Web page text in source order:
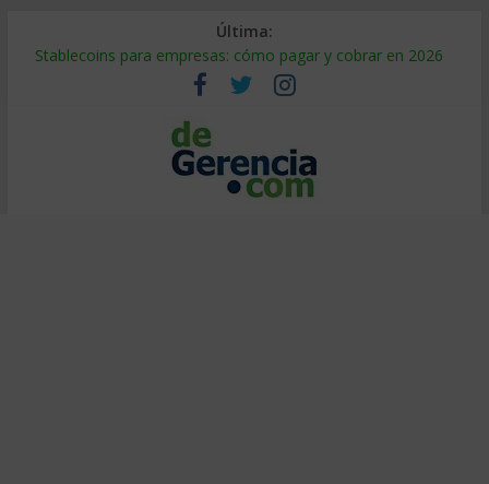
Última:
Stablecoins para empresas: cómo pagar y cobrar en 2026
Despido silencioso: qué es y por qué sale tan caro
IA en selección de personal: cómo auditarla a tiempo
Trabajo forzoso en la cadena de suministro: qué hacer
Mercado hispano de EE. UU.: cómo segmentarlo y venderle